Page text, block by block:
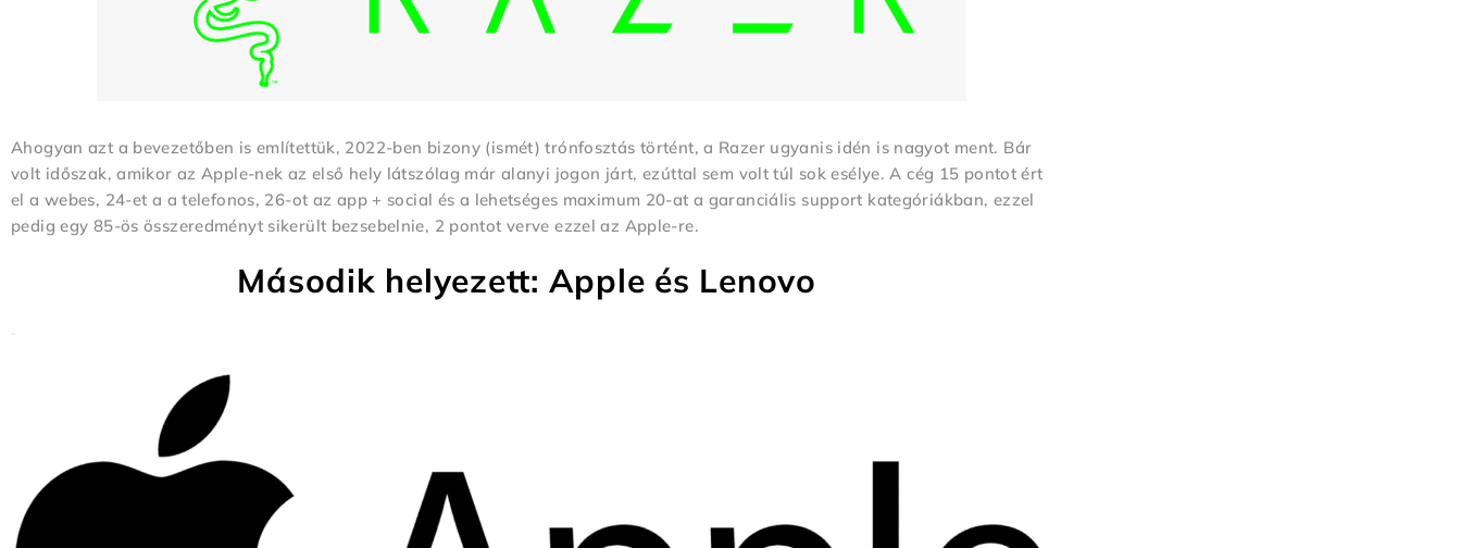
Ahogyan azt a bevezetőben is említettük, 2022-ben bizony (ismét) trónfosztás történt, a Razer ugyanis idén is nagyot ment. Bár
volt időszak, amikor az Apple-nek az első hely látszólag már alanyi jogon járt, ezúttal sem volt túl sok esélye. A cég 15 pontot ért
el a webes, 24-et a a telefonos, 26-ot az app + social és a lehetséges maximum 20-at a garanciális support kategóriákban, ezzel
pedig egy 85-ös összeredményt sikerült bezsebelnie, 2 pontot verve ezzel az Apple-re.
Második helyezett: Apple és Lenovo